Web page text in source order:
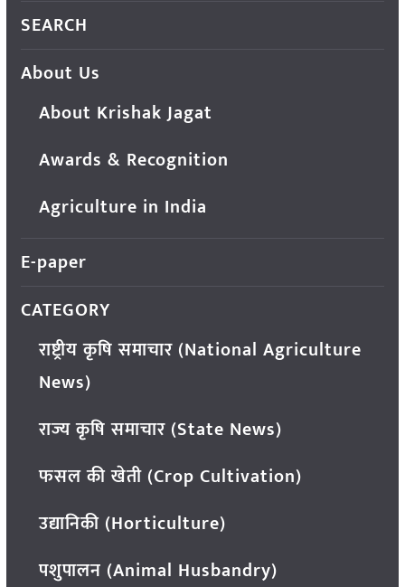
SEARCH
About Us
About Krishak Jagat
Awards & Recognition
Agriculture in India
E-paper
CATEGORY
राष्ट्रीय कृषि समाचार (National Agriculture
News)
राज्य कृषि समाचार (State News)
फसल की खेती (Crop Cultivation)
उद्यानिकी (Horticulture)
पशुपालन (Animal Husbandry)